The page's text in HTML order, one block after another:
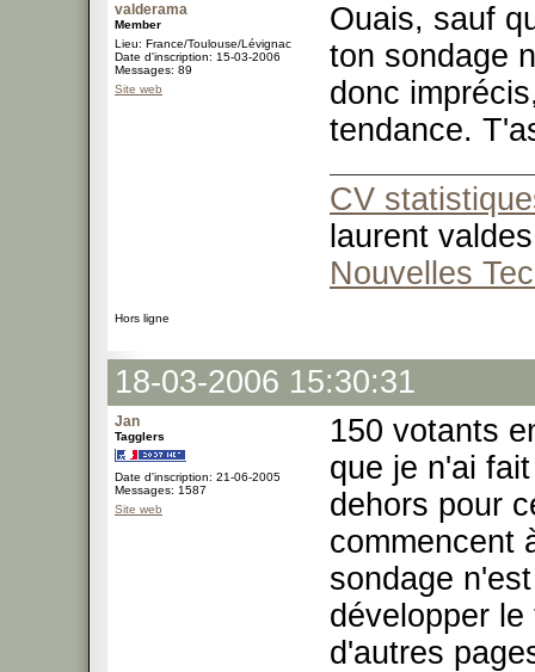
valderama
Member
Lieu: France/Toulouse/Lévignac
Date d'inscription: 15-03-2006
Messages: 89
Site web
Ouais, sauf
ton sondage
donc
tendance.
CV
laurent
Nouvelles
Hors ligne
18-03-2006 15:30:31
Jan
Tagglers
Date d'inscription: 21-06-2005
Messages: 1587
Site web
150 votants
que je n'ai
dehors pour
commencent
sondage
développer
d'autres